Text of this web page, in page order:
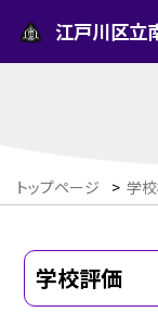
江戸川区立
トップページ > 学
学校評価